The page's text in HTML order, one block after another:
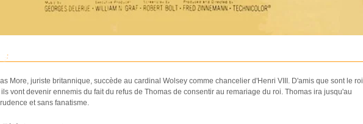
More, juriste britannique, succède au cardinal Wolsey comme chancelier d'Henri VIII. D'amis que sont le roi
vont devenir ennemis du fait du refus de Thomas de consentir au remariage du roi. Thomas ira jusqu'au
et sans fanatisme.